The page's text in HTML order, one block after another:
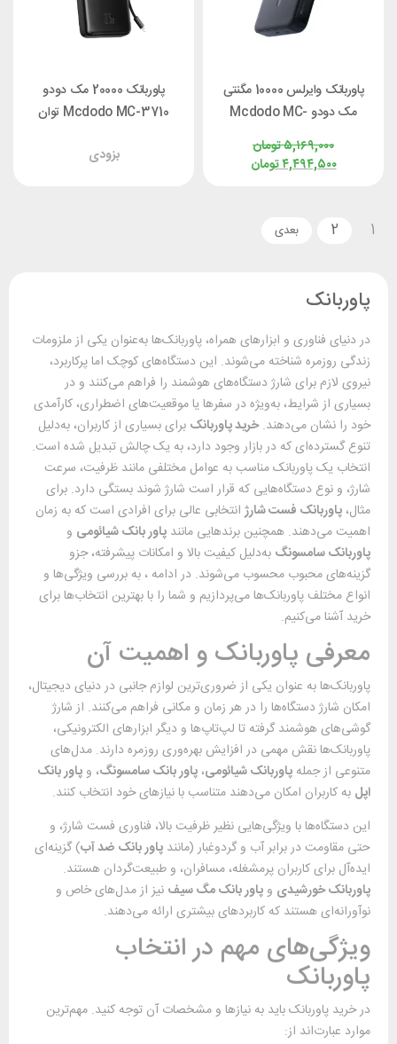
پاوربانک وایرلس 10000 مگنتی
مک دودو Mcdodo MC-
5931 توان 30 وات
تومان۵,۱۶۹,۰۰۰
تومان۴,۴۹۴,۵۰۰
پاوربانک 20000 مک دودو
Mcdodo MC-3710 توان
بزودی
1
2
پاوربانک
در دنیای فناوری و ابزارهای همراه، پاوربانک‌ها به‌عنوان یکی از ملزومات
زندگی روزمره شناخته می‌شوند. این دستگاه‌های کوچک اما پرکاربرد،
نیروی لازم برای شارژ دستگاه‌های هوشمند را فراهم می‌کنند و در
بسیاری از شرایط، به‌ویژه در سفرها یا موقعیت‌های اضطراری، کارآمدی
خود را نشان می‌دهند.خرید پاوربانک برای بسیاری از کاربران، به‌دلیل
تنوع گسترده‌ای که در بازار وجود دارد، به یک چالش تبدیل شده است.
انتخاب یک پاوربانک مناسب به عوامل مختلفی مانند ظرفیت، سرعت
شارژ، و نوع دستگاه‌هایی که قرار است شارژ شوند بستگی دارد. برای
مثال، پاوربانک فست شارژانتخابی عالی برای افرادی است که به زمان
اهمیت می‌دهند. همچنین برندهایی مانند پاور بانک شیائومی و
پاوربانک سامسونگ به‌دلیل کیفیت بالا و امکانات پیشرفته، جزو
گزینه‌های محبوب محسوب می‌شوند. در ادامه ، به بررسی ویژگی‌ها و
انواع مختلف پاوربانک‌ها می‌پردازیم و شما را با بهترین انتخاب‌ها برای
خرید آشنا می‌کنیم.
معرفی پاوربانک و اهمیت آن
پاوربانک‌ها به عنوان یکی از ضروری‌ترین لوازم جانبی در دنیای دیجیتال،
امکان شارژ دستگاه‌ها را در هر زمان و مکانی فراهم می‌کنند. از شارژ
گوشی‌های هوشمند گرفته تا لپ‌تاپ‌ها و دیگر ابزارهای الکترونیکی،
پاوربانک‌ها نقش مهمی در افزایش بهره‌وری روزمره دارند. مدل‌های
متنوعی از جمله پاوربانک شیائومی، پاور بانک سامسونگ، وپاور بانک
اپل به کاربران امکان می‌دهند متناسب با نیازهای خود انتخاب کنند.
این دستگاه‌ها با ویژگی‌هایی نظیر ظرفیت بالا، فناوری فست شارژ، و
حتی مقاومت در برابر آب و گردوغبار (مانند پاور بانک ضد آب) گزینه‌ای
ایده‌آل برای کاربران پرمشغله، مسافران، و طبیعت‌گردان هستند.
پاوربانک خورشیدی وپاور بانک مگ سیف نیز از مدل‌های خاص و
نوآورانه‌ای هستند که کاربردهای بیشتری ارائه می‌دهند.
ویژگی‌های مهم در انتخاب
پاوربانک
در خرید پاوربانک باید به نیازها و مشخصات آن توجه کنید. مهم‌ترین
موارد عبارت‌اند از: